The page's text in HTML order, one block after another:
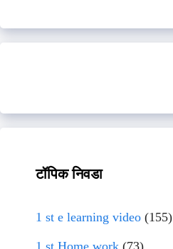
टॉपिक निवडा
1 st e learning video (155)